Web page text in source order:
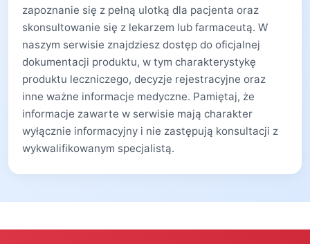
zapoznanie się z pełną ulotką dla pacjenta oraz
skonsultowanie się z lekarzem lub farmaceutą. W
naszym serwisie znajdziesz dostęp do oficjalnej
dokumentacji produktu, w tym charakterystykę
produktu leczniczego, decyzje rejestracyjne oraz
inne ważne informacje medyczne. Pamiętaj, że
informacje zawarte w serwisie mają charakter
wyłącznie informacyjny i nie zastępują konsultacji z
wykwalifikowanym specjalistą.